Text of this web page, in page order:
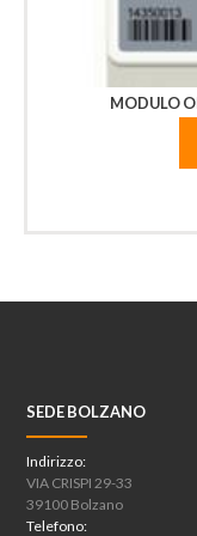
MODULO
SEDE BOLZANO
Indirizzo:
VIA CRISPI 29-33
39100 Bolzano
Telefono: